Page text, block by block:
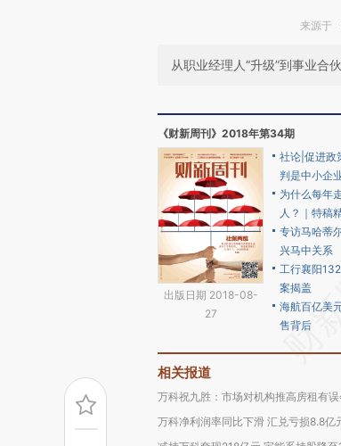
来源于
从职业经理人“升级”到事业合
《财新周刊》2018年第34期
出版日期 2018-08-
27
社论|促进政
判是中小企
为什么每年
人？｜特稿
专访马哈蒂
兴马中关系
工行襄阳
案揭盖
海航百亿美
售背后
相关报道
万科祝九胜：市场对机构推高房租有
万科净利润率同比下滑 汇兑亏损8.8亿